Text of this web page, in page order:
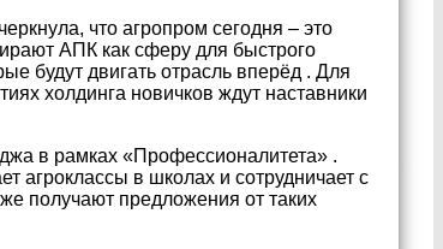
что агропром сегодня – это
АПК как сферу для быстрого
будут двигать отрасль вперёд . Для
холдинга новичков ждут наставники
в рамках «Профессионалитета» .
агроклассы в школах и сотрудничает с
получают предложения от таких